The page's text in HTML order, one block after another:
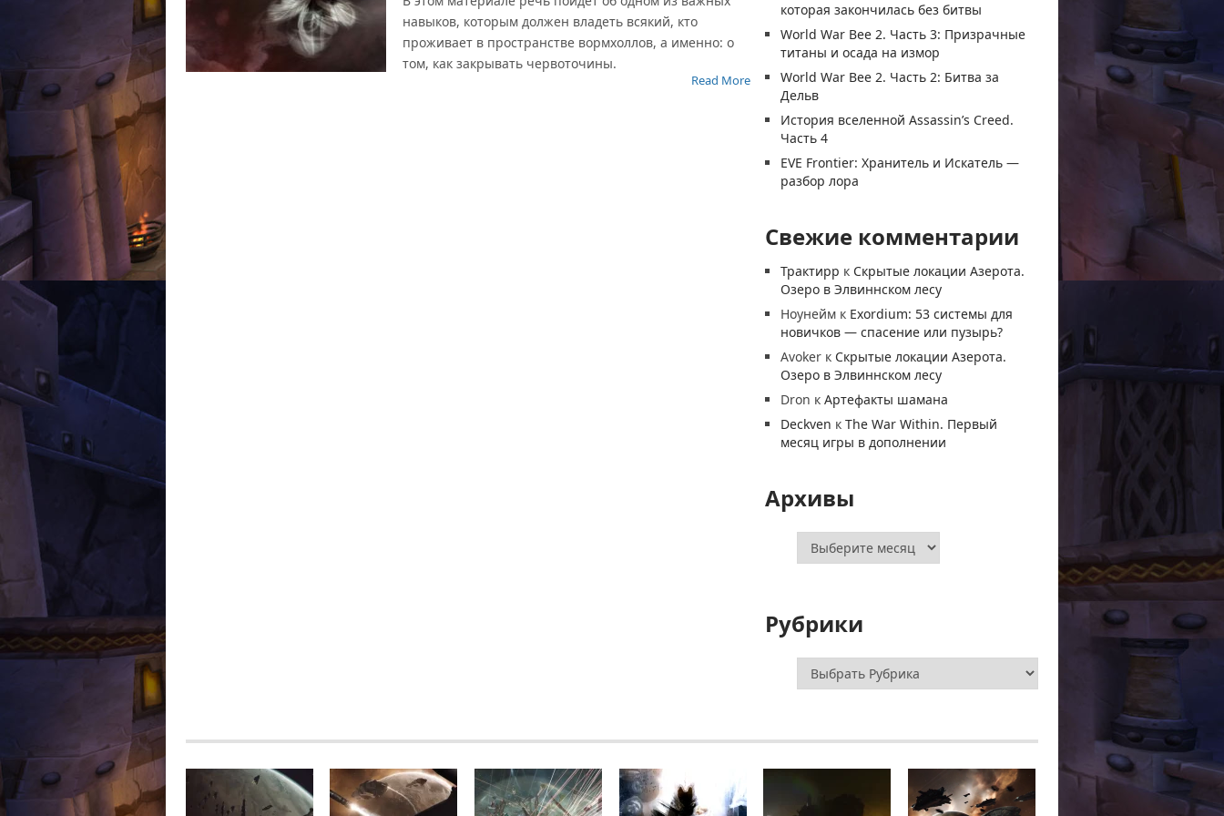
навыков, которым должен владеть всякий, кто
проживает в пространстве вормхоллов, а именно: о
том, как закрывать червоточины.
Read More
которая закончилась без битвы
World War Bee 2. Часть 3: Призрачные
титаны и осада на измор
World War Bee 2. Часть 2: Битва за
Дельв
История вселенной Assassin’s Creed.
Часть 4
EVE Frontier: Хранитель и Искатель —
разбор лора
Свежие комментарии
Трактирр к Скрытые локации Азерота.
Озеро в Элвиннском лесу
Ноунейм к Exordium: 53 системы для
новичков — спасение или пузырь?
Avoker к Скрытые локации Азерота.
Озеро в Элвиннском лесу
Dron кАртефакты шамана
Deckven кThe War Within. Первый
месяц игры в дополнении
Архивы
Архивы
Рубрики
Рубрики